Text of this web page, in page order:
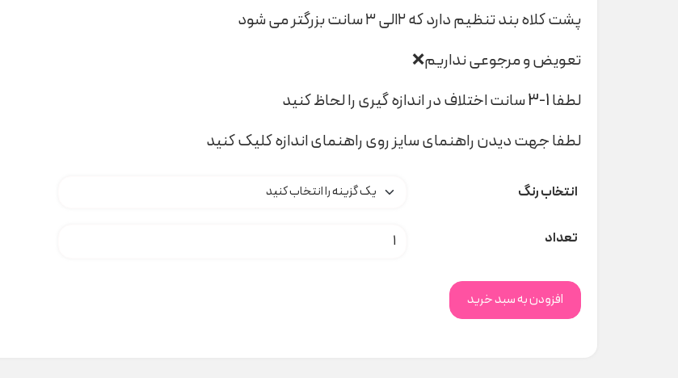
پشت کلاه بند تنظیم دارد که ۲الی ۳ سانت بزرگتر می شود
تعویض و مرجوعی نداریم❌
لطفا 1-3 سانت اختلاف در اندازه گیری را لحاظ کنید
لطفا جهت دیدن راهنمای سایز روی راهنمای اندازه کلیک کنید
انتخاب رنگ
تعداد کلاه ببعی کد H000145 عدد
افزودن به سبد خرید